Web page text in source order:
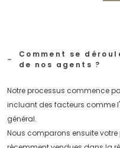
Comment se
de nos agents ?
Notre processus commence
incluant des facteurs comme
général.
Nous comparons ensuite